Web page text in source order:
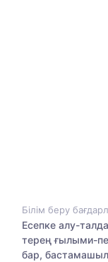
Білім беру
Есепке алу-
терең ғылыми-
бар,